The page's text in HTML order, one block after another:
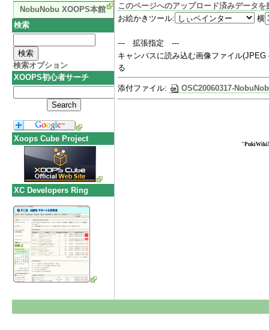
このページへのアップロード済みデータを
お絵かきツール: 横
--- 拡張指定 ---
キャンバスに読み込む画像ファイル(JPEG
る
添付ファイル: OSC20060317-
NobuNobu XOOPS本館
検索
検索オプション
XOOPS初心者サーチ
Xoops Cube Project
XC Developers Ring